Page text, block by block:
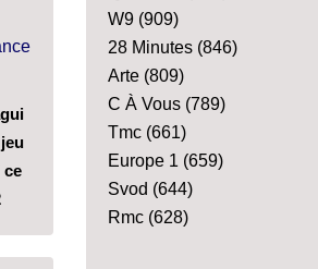
ce
W9 (909)
28 Minutes (846)
Arte (809)
C À Vous (789)
Tmc (661)
Europe 1 (659)
Svod (644)
Rmc (628)